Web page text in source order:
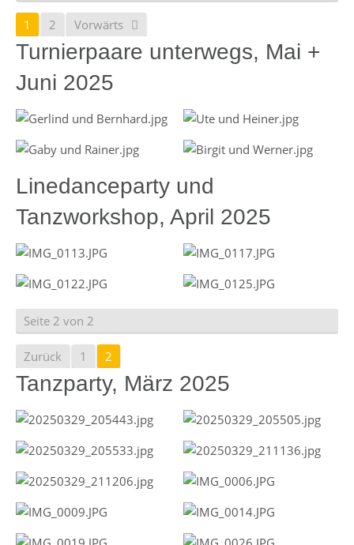
1 2 Vorwärts
Turnierpaare unterwegs, Mai +
Juni 2025
Linedanceparty und
Tanzworkshop, April 2025
Seite 2 von 2
Zurück 1 2
Tanzparty, März 2025